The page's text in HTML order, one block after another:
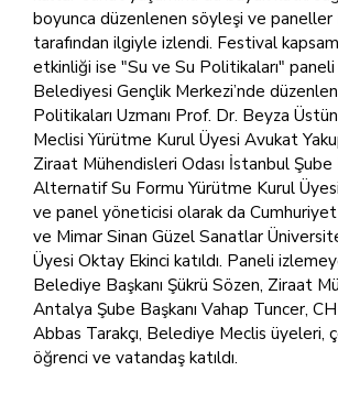
boyunca düzenlenen söyleşi ve paneller
tarafından ilgiyle izlendi. Festival
etkinliği ise "Su ve Su Politikaları"
Belediyesi Gençlik Merkezi’nde
Politikaları Uzmanı Prof. Dr. Beyza
Meclisi Yürütme Kurul Üyesi Avukat
Ziraat Mühendisleri Odası İstanbul Şube
Alternatif Su Formu Yürütme Kurul
ve panel yöneticisi olarak da Cumhuriyet
ve Mimar Sinan Güzel Sanatlar
Üyesi Oktay Ekinci katıldı. Paneli
Belediye Başkanı Şükrü Sözen, Ziraat
Antalya Şube Başkanı Vahap Tuncer,
Abbas Tarakçı, Belediye Meclis üyeleri,
öğrenci ve vatandaş katıldı.